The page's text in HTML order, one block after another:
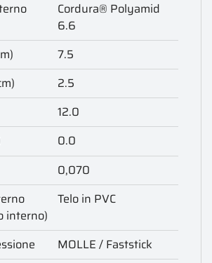
Cordura® Polyamid
6.6
7.5
2.5
12.0
0.0
0,070
interno)
Telo in PVC
MOLLE / Faststick